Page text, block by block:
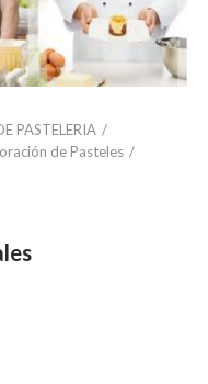
PASTELERIA
de Pasteles